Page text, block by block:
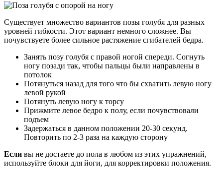
Существует множество вариантов позы голубя для разных
уровней гибкости. Этот вариант немного сложнее. Вы
почувствуете более сильное растяжение сгибателей бедра.
Занять позу голубя с правой ногой спереди. Согнуть
ногу позади так, чтобы пальцы были направлены в
потолок
Потянуться назад для того что бы схватить левую ногу
левой рукой
Потянуть левую ногу к торсу
Прижмите левое бедро к полу, если почувствовали
подъем
Задержаться в данном положении 20-30 секунд.
Повторить по 2-3 раза на каждую сторону
Если вы не достаете до пола в любом из этих упражнений,
используйте блоки для йоги, для корректировки положения.